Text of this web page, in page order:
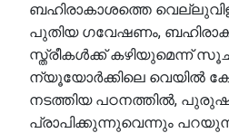
ബഹിരാകാശത്തെ
പുതിയ ഗവേഷണം,
സ്ത്രീകൾക്ക് കഴിയുമെന്ന്
ന്യൂയോർക്കിലെ വെയിൽ
നടത്തിയ പഠനത്തിൽ,
പ്രാപിക്കുന്നുവെന്നും